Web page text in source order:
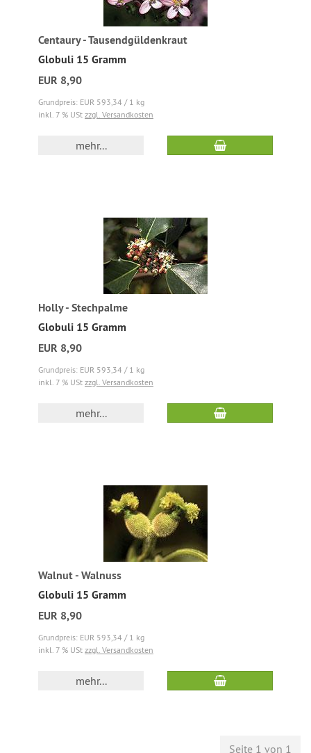
Centaury - Tausendgüldenkraut
Globuli 15 Gramm
EUR 8,90
Grundpreis: EUR 593,34 / 1 kg
inkl. 7 % USt zzgl. Versandkosten
mehr...
Holly - Stechpalme
Globuli 15 Gramm
EUR 8,90
Grundpreis: EUR 593,34 / 1 kg
inkl. 7 % USt zzgl. Versandkosten
mehr...
Walnut - Walnuss
Globuli 15 Gramm
EUR 8,90
Grundpreis: EUR 593,34 / 1 kg
inkl. 7 % USt zzgl. Versandkosten
mehr...
Seite 1 von 1